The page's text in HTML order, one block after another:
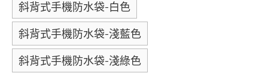
斜背式手機防水袋-白色
斜背式手機防水袋-淺藍色
斜背式手機防水袋-淺綠色